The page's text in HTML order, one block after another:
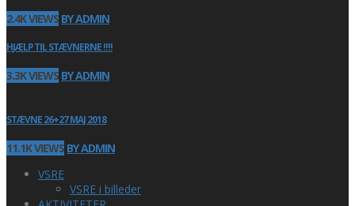
2.4K VIEWS BY ADMIN
HJÆLP TIL STÆVNERNE !!!!
3.3K VIEWS BY ADMIN
STÆVNE 26+27 MAJ 2018
11.1K VIEWS BY ADMIN
VSRE
VSRE i billeder